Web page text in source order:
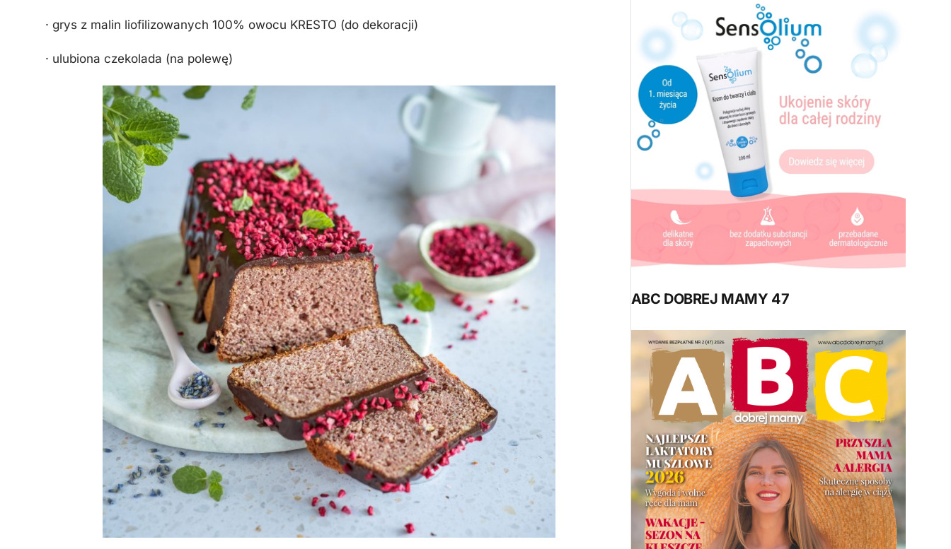
· grys z malin liofilizowanych 100% owocu KRESTO (do dekoracji)
· ulubiona czekolada (na polewę)
ABC DOBREJ MAMY 47